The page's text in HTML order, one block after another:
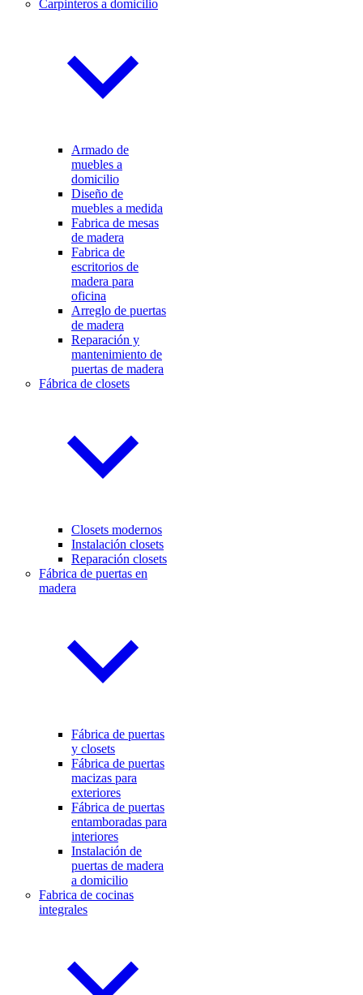
Carpinteros a domicilio
Armado de
muebles a
domicilio
Diseño de
muebles a medida
Fabrica de mesas
de madera
Fabrica de
escritorios de
madera para
oficina
Arreglo de puertas
de madera
Reparación y
mantenimiento de
puertas de madera
Fábrica de closets
Closets modernos
Instalación closets
Reparación closets
Fábrica de puertas en
madera
Fábrica de puertas
y closets
Fábrica de puertas
macizas para
exteriores
Fábrica de puertas
entamboradas para
interiores
Instalación de
puertas de madera
a domicilio
Fabrica de cocinas
integrales